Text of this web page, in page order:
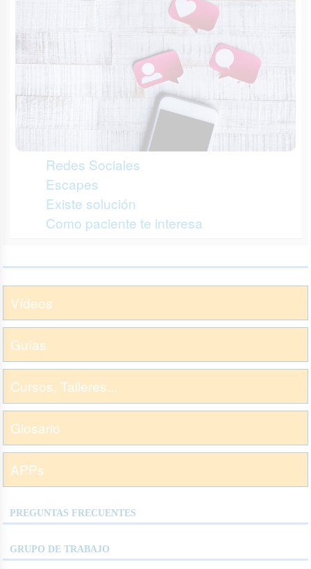
Redes Sociales
Escapes
Existe solución
Como paciente te interesa
Vídeos
Guías
Cursos, Talleres...
Glosario
APPs
PREGUNTAS FRECUENTES
GRUPO DE TRABAJO